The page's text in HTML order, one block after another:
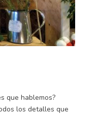
que hablemos?
los detalles que